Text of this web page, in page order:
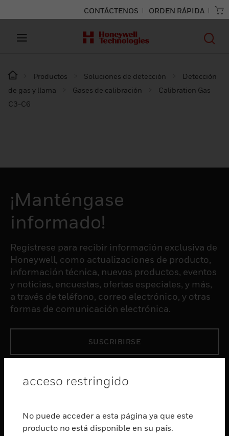
CONTÁCTENOS ORDEN RÁPIDA
Productos Soluciones de detección
Detección
de gas y llama
Gases de calibración
Calibration Gas
C3-C6
¡Manténgase
informado!
Regístrese para recibir información exclusiva de
Honeywell, como actualizaciones de producto,
información técnica, nuevos productos, eventos
y noticias, encuestas, ofertas especiales, y más,
a través de teléfono, correo electrónico, y otras
formas de comunicación electrónica.
SUSCRIBIRSE
Cambiar vista
SERVICIOS
acceso restringido
No puede acceder a esta página ya que este
producto no está disponible en su país.